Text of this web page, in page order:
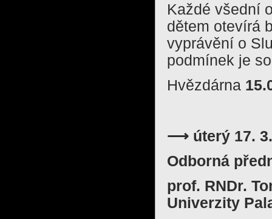
Každé všední
dětem otevírá
vyprávění o
podmínek je
Hvězdárna
⟶ úterý 17. 3.
Odborná
prof. RNDr.
Univerzity